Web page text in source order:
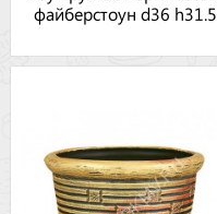
файберстоун d36 h31.5